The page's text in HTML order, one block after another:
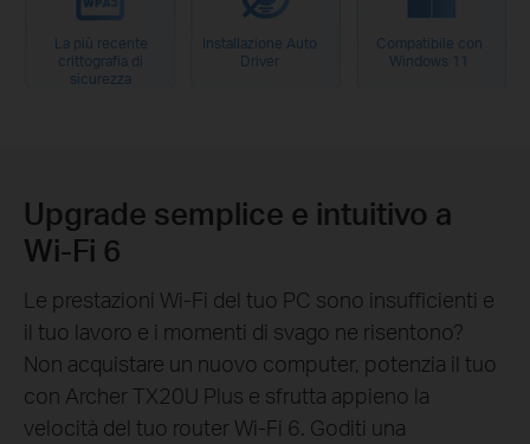
La più recente
crittografia di
sicurezza
Installazione Auto
Driver
Compatibile con
Windows 11
Upgrade semplice e intuitivo a
Wi-Fi 6
Le prestazioni Wi-Fi del tuo PC sono insufficienti e
il tuo lavoro e i momenti di svago ne risentono?
Non acquistare un nuovo computer, potenzia il tuo
con Archer TX20U Plus e sfrutta appieno la
velocità del tuo router Wi-Fi 6. Goditi una